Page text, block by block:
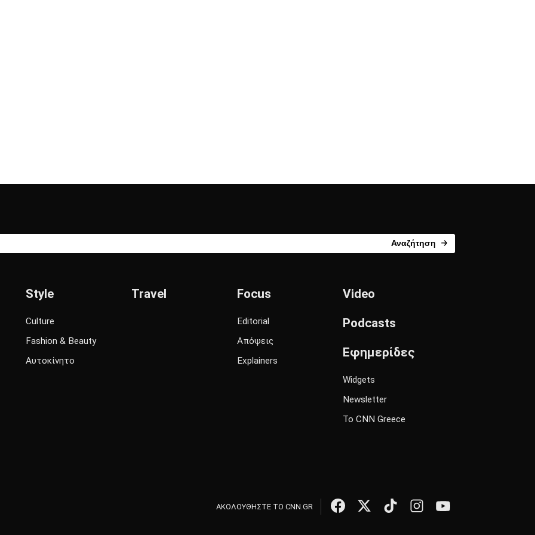
Αναζήτηση
Style
Culture
Fashion & Beauty
Αυτοκίνητο
Travel Focus
Editorial
Απόψεις
Explainers
Video
Podcasts
Εφημερίδες
Widgets
Newsletter
Το CNN Greece
ΑΚΟΛΟΥΘΗΣΤΕ ΤΟ CNN.GR